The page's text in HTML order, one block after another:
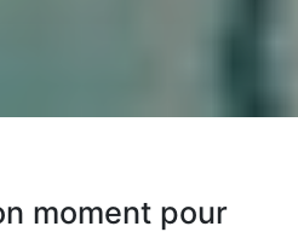
moment pour